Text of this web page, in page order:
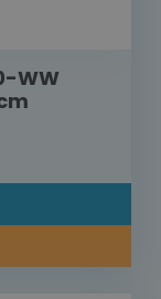
WW